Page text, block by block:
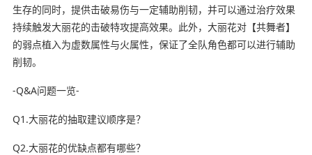
生存的同时，提供击破易伤与一定辅助削韧，并可以通过治疗效果
持续触发大丽花的击破特攻提高效果。此外，大丽花对【共舞者】
的弱点植入为虚数属性与火属性，保证了全队角色都可以进行辅助
削韧。
-Q&A问题一览-
Q1.大丽花的抽取建议顺序是？
Q2.大丽花的优缺点都有哪些？